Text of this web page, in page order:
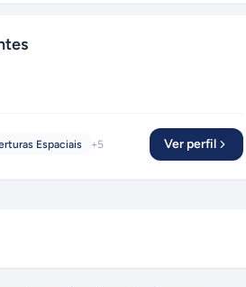
Espaciais +5 Ver perfil